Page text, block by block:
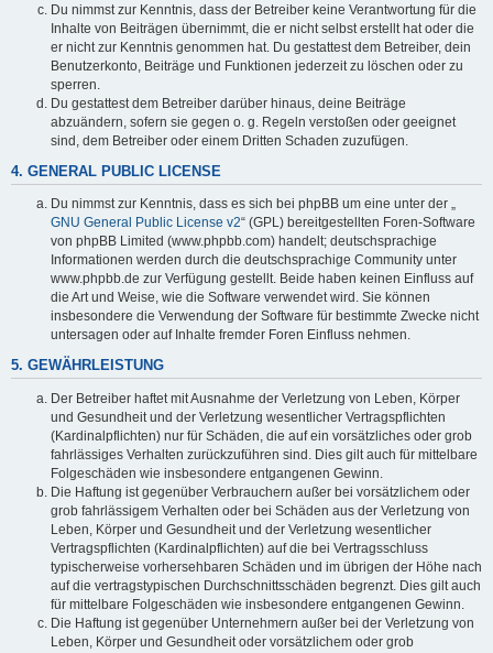
Du nimmst zur Kenntnis, dass der Betreiber keine Verantwortung für die
Inhalte von Beiträgen übernimmt, die er nicht selbst erstellt hat oder die
er nicht zur Kenntnis genommen hat. Du gestattest dem Betreiber, dein
Benutzerkonto, Beiträge und Funktionen jederzeit zu löschen oder zu
sperren.
Du gestattest dem Betreiber darüber hinaus, deine Beiträge
abzuändern, sofern sie gegen o. g. Regeln verstoßen oder geeignet
sind, dem Betreiber oder einem Dritten Schaden zuzufügen.
4. GENERAL PUBLIC LICENSE
Du nimmst zur Kenntnis, dass es sich bei phpBB um eine unter der „
GNU General Public License v2“ (GPL) bereitgestellten Foren-Software
von phpBB Limited (www.phpbb.com) handelt; deutschsprachige
Informationen werden durch die deutschsprachige Community unter
www.phpbb.de zur Verfügung gestellt. Beide haben keinen Einfluss auf
die Art und Weise, wie die Software verwendet wird. Sie können
insbesondere die Verwendung der Software für bestimmte Zwecke nicht
untersagen oder auf Inhalte fremder Foren Einfluss nehmen.
5. GEWÄHRLEISTUNG
Der Betreiber haftet mit Ausnahme der Verletzung von Leben, Körper
und Gesundheit und der Verletzung wesentlicher Vertragspflichten
(Kardinalpflichten) nur für Schäden, die auf ein vorsätzliches oder grob
fahrlässiges Verhalten zurückzuführen sind. Dies gilt auch für mittelbare
Folgeschäden wie insbesondere entgangenen Gewinn.
Die Haftung ist gegenüber Verbrauchern außer bei vorsätzlichem oder
grob fahrlässigem Verhalten oder bei Schäden aus der Verletzung von
Leben, Körper und Gesundheit und der Verletzung wesentlicher
Vertragspflichten (Kardinalpflichten) auf die bei Vertragsschluss
typischerweise vorhersehbaren Schäden und im übrigen der Höhe nach
auf die vertragstypischen Durchschnittsschäden begrenzt. Dies gilt auch
für mittelbare Folgeschäden wie insbesondere entgangenen Gewinn.
Die Haftung ist gegenüber Unternehmern außer bei der Verletzung von
Leben, Körper und Gesundheit oder vorsätzlichem oder grob